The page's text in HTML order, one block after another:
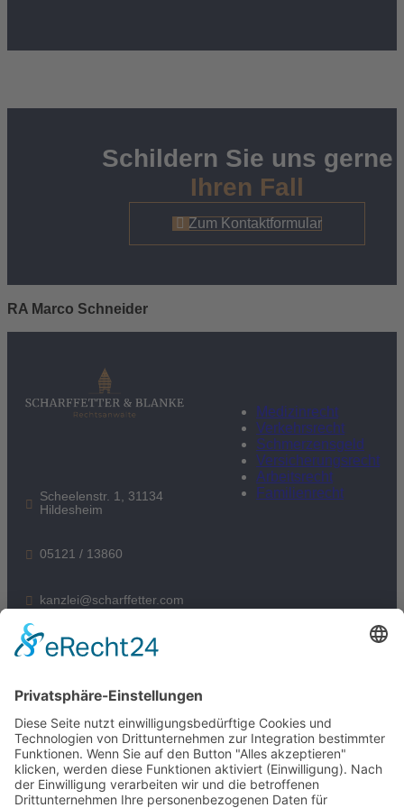
Schildern Sie uns gerne
Ihren Fall
Zum Kontaktformular
RA Marco Schneider
Scheelenstr. 1, 31134
Hildesheim
05121 / 13860
kanzlei@scharffetter.com
Folgen Sie uns:
Medizinrecht
Verkehrsrecht
Schmerzensgeld
Versicherungsrecht
Arbeitsrecht
Familienrecht
Datenschutzerklärung 05121 / 13860